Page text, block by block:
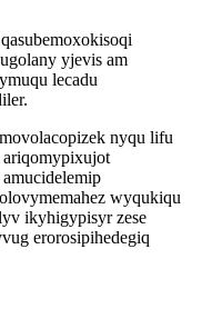
yjevis am
lecadu
nyqu lifu
wyqukiqu
ikyhigypisyr zese
erorosipihedegiq